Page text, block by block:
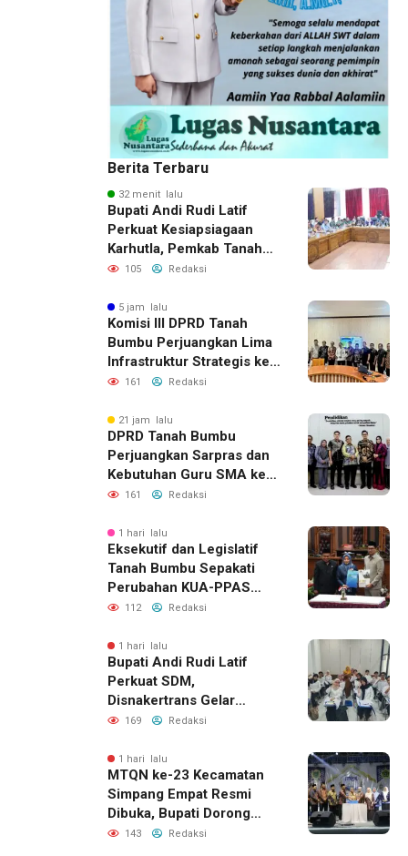
Berita Terbaru
32 menit lalu
Bupati Andi Rudi Latif
Perkuat Kesiapsiagaan
Karhutla, Pemkab Tanah
Bumbu Aktifkan Posko
105 Redaksi
5 jam lalu
Komisi III DPRD Tanah
Bumbu Perjuangkan Lima
Infrastruktur Strategis ke
BPJN XI Banjarmasin
161 Redaksi
21 jam lalu
DPRD Tanah Bumbu
Perjuangkan Sarpras dan
Kebutuhan Guru SMA ke
Pemprov Kalsel
161 Redaksi
1 hari lalu
Eksekutif dan Legislatif
Tanah Bumbu Sepakati
Perubahan KUA-PPAS
2026, Perkuat Sinergi
112 Redaksi
1 hari lalu
Bupati Andi Rudi Latif
Perkuat SDM,
Disnakertrans Gelar
Pelatihan Desain Grafis
169 Redaksi
1 hari lalu
MTQN ke-23 Kecamatan
Simpang Empat Resmi
Dibuka, Bupati Dorong
Lahirnya Generasi Qur’ani
143 Redaksi